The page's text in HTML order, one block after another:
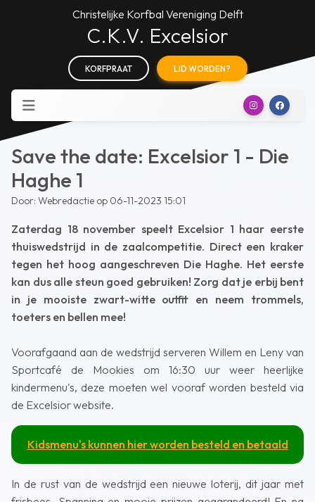
Christelijke Korfbal Vereniging Delft
C.K.V. Excelsior
KORFPRAAT LID WORDEN?
Save the date: Excelsior 1 - Die
Haghe 1
Door: Webredactie op 06-11-2023 15:01
Zaterdag 18 november speelt Excelsior 1 haar eerste
thuiswedstrijd in de zaalcompetitie. Direct een kraker
tegen het hoog aangeschreven Die Haghe. Het eerste
kan dus alle steun goed gebruiken! Zorg dat je erbij bent
in je mooiste zwart-witte outfit en neem trommels,
toeters en bellen mee!
Voorafgaand aan de wedstrijd serveren Willem en Leny van
Sportcafé de Mookies om 16:30 uur weer heerlijke
kindermenu's, deze moeten wel vooraf worden besteld via
de Excelsior website.
Kidsmenu's kunnen hier worden besteld en betaald
In de rust van de wedstrijd een nieuwe loterij, dit jaar met